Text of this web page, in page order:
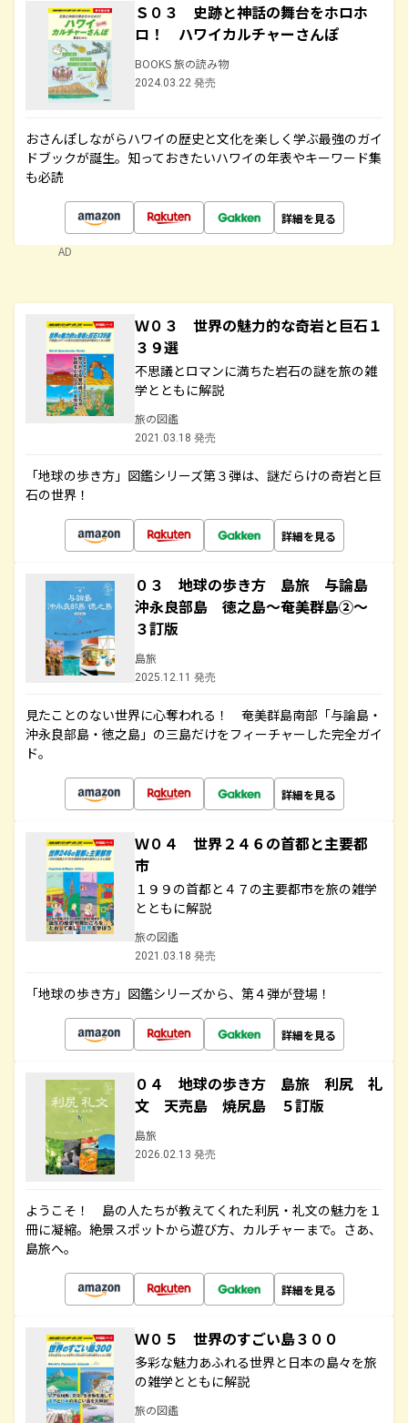
Ｓ０３ 史跡と神話の舞台をホロホ
ロ！ ハワイカルチャーさんぽ
BOOKS 旅の読み物
2024.03.22 発売
おさんぽしながらハワイの歴史と文化を楽しく学ぶ最強のガイ
ドブックが誕生。知っておきたいハワイの年表やキーワード集
も必読
詳細を見る
AD
Ｗ０３ 世界の魅力的な奇岩と巨石１
３９選
不思議とロマンに満ちた岩石の謎を旅の雑
学とともに解説
旅の図鑑
2021.03.18 発売
「地球の歩き方」図鑑シリーズ第３弾は、謎だらけの奇岩と巨
石の世界！
詳細を見る
０３ 地球の歩き方 島旅 与論島
沖永良部島 徳之島～奄美群島②～
３訂版
島旅
2025.12.11 発売
見たことのない世界に心奪われる！ 奄美群島南部「与論島・
沖永良部島・徳之島」の三島だけをフィーチャーした完全ガイ
ド。
詳細を見る
Ｗ０４ 世界２４６の首都と主要都
市
１９９の首都と４７の主要都市を旅の雑学
とともに解説
旅の図鑑
2021.03.18 発売
「地球の歩き方」図鑑シリーズから、第４弾が登場！
詳細を見る
０４ 地球の歩き方 島旅 利尻 礼
文 天売島 焼尻島 ５訂版
島旅
2026.02.13 発売
ようこそ！ 島の人たちが教えてくれた利尻・礼文の魅力を１
冊に凝縮。絶景スポットから遊び方、カルチャーまで。さあ、
島旅へ。
詳細を見る
Ｗ０５ 世界のすごい島３００
多彩な魅力あふれる世界と日本の島々を旅
の雑学とともに解説
旅の図鑑